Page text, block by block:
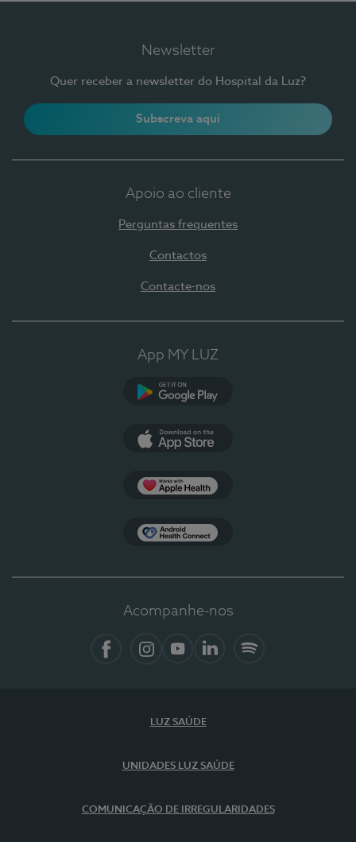
Newsletter
Quer receber a newsletter do Hospital da Luz?
Subscreva aqui
Apoio ao cliente
Perguntas frequentes
Contactos
Contacte-nos
App MY LUZ
Acompanhe-nos
LUZ SAÚDE
UNIDADES LUZ SAÚDE
COMUNICAÇÃO DE IRREGULARIDADES